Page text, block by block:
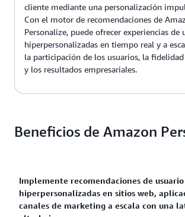
cliente mediante una personalización
Con el motor de recomendaciones de
Personalize, puede ofrecer experiencias de
hiperpersonalizadas en tiempo real y a
la participación de los usuarios, la
y los resultados empresariales.
Beneficios de Amazon
Implemente recomendaciones de usuario
hiperpersonalizadas en sitios web,
canales de marketing a escala con una